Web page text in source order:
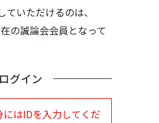
いただけるのは、
の誠論会会員となって
ログイン
はIDを入力してくだ